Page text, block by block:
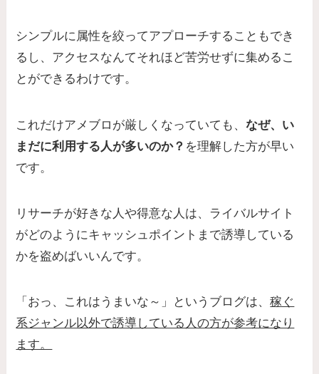
シンプルに属性を絞ってアプローチすることもでき
るし、アクセスなんてそれほど苦労せずに集めるこ
とができるわけです。
これだけアメブロが厳しくなっていても、なぜ、い
まだに利用する人が多いのか？ を理解した方が早い
です。
リサーチが好きな人や得意な人は、ライバルサイト
がどのようにキャッシュポイントまで誘導している
かを盗めばいいんです。
「おっ、これはうまいな～」というブログは、稼ぐ
系ジャンル以外で誘導している人の方が参考になり
ます。